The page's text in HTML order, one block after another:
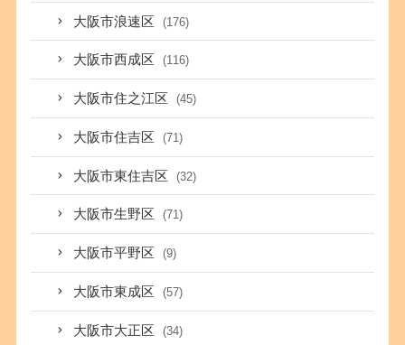
大阪市浪速区 (176)
大阪市西成区 (116)
大阪市住之江区 (45)
大阪市住吉区 (71)
大阪市東住吉区 (32)
大阪市生野区 (71)
大阪市平野区 (9)
大阪市東成区 (57)
大阪市大正区 (34)